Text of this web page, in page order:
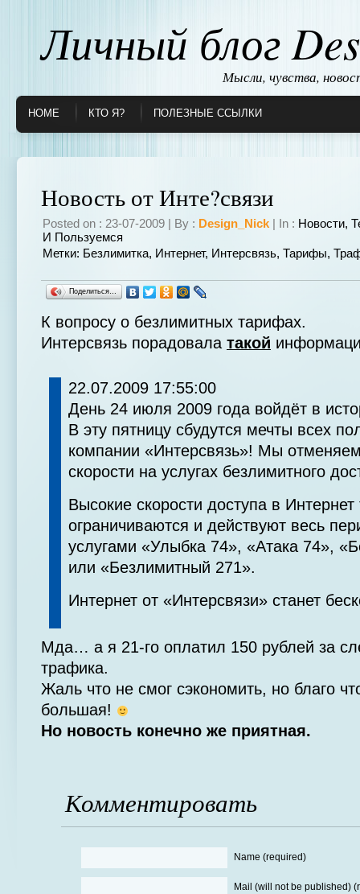
Личный блог
Мысли, чувства,
HOME КТО Я? ПОЛЕЗНЫЕ ССЫЛКИ
Новость от Инте?связи
Posted on : 23-07-2009 | By : Design_Nick | In : Новости,
И Пользуемся
Метки: Безлимитка, Интернет, Интерсвязь, Тарифы,
Поделиться…
К вопросу о безлимитных тарифах.
Интерсвязь порадовала такой
22.07.2009 17:55:00
День 24 июля 2009 года войдёт в
В эту пятницу сбудутся мечты всех
компании «Интерсвязь»! Мы
скорости на услугах безлимитного
Высокие скорости доступа в Интернет
ограничиваются и действуют весь
услугами «Улыбка 74», «Атака 74»,
или «Безлимитный 271».
Интернет от «Интерсвязи» станет
Мда… а я 21-го оплатил 150 рублей за
трафика.
Жаль что не смог сэкономить, но благо
большая!
Но новость конечно же приятная.
Комментировать
Name (required)
Mail (will not be published)